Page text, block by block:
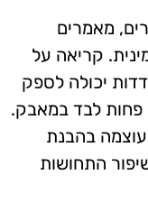
מאמרים
קריאה על
יכולה לספק
פחות לבד במאבק.
עוצמה בהבנת
התחושות